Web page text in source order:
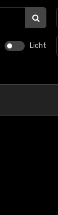
Licht